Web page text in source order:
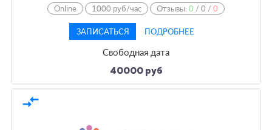
Online 1000 руб/час Отзывы:0 /0 /0
ЗАПИСАТЬСЯ ПОДРОБНЕЕ
Свободная дата
40000 руб
compare_arrows